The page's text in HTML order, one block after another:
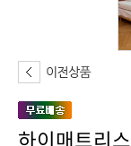
하이매트리스